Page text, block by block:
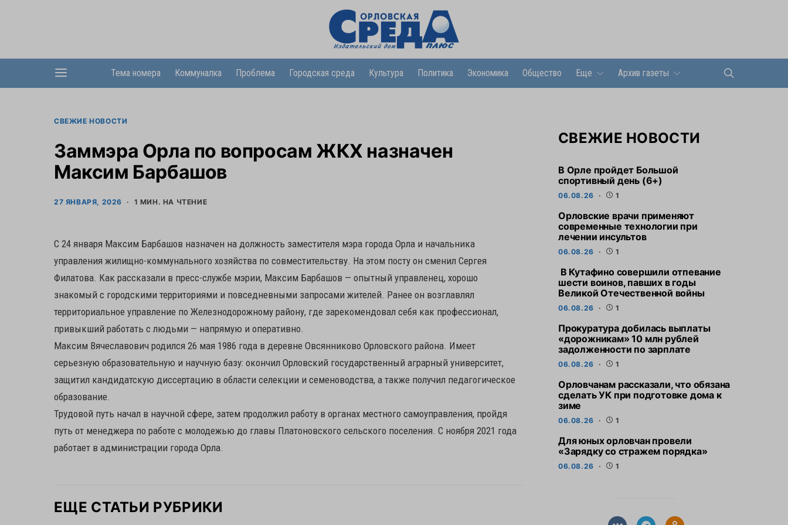
Тема номера Коммуналка Проблема Городская среда Культура Политика Экономика Общество Еще Архив газеты
СВЕЖИЕ НОВОСТИ
Заммэра Орла по вопросам ЖКХ назначен
Максим Барбашов
27 ЯНВАРЯ, 2026 1 МИН. НА ЧТЕНИЕ
С 24 января Максим Барбашов назначен на должность заместителя мэра города Орла и начальника
управления жилищно-коммунального хозяйства по совместительству. На этом посту он сменил Сергея
Филатова. Как рассказали в пресс-службе мэрии, Максим Барбашов — опытный управленец, хорошо
знакомый с городскими территориями и повседневными запросами жителей. Ранее он возглавлял
территориальное управление по Железнодорожному району, где зарекомендовал себя как профессионал,
привыкший работать с людьми — напрямую и оперативно.
Максим Вячеславович родился 26 мая 1986 года в деревне Овсянниково Орловского района. Имеет
серьезную образовательную и научную базу: окончил Орловский государственный аграрный университет,
защитил кандидатскую диссертацию в области селекции и семеноводства, а также получил педагогическое
образование.
Трудовой путь начал в научной сфере, затем продолжил работу в органах местного самоуправления, пройдя
путь от менеджера по работе с молодежью до главы Платоновского сельского поселения. С ноября 2021 года
работает в администрации города Орла.
ЕЩЕ СТАТЬИ РУБРИКИ
СВЕЖИЕ НОВОСТИ
В Орле пройдет Большой
спортивный день (6+)
06.08.26 1
Орловские врачи применяют
современные технологии при
лечении инсультов
06.08.26 1
В Кутафино совершили отпевание
шести воинов, павших в годы
Великой Отечественной войны
06.08.26 1
Прокуратура добилась выплаты
«дорожникам» 10 млн рублей
задолженности по зарплате
06.08.26 1
Орловчанам рассказали, что обязана
сделать УК при подготовке дома к
зиме
06.08.26 1
Для юных орловчан провели
«Зарядку со стражем порядка»
06.08.26 1